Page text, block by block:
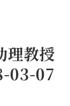
理教授
03-07